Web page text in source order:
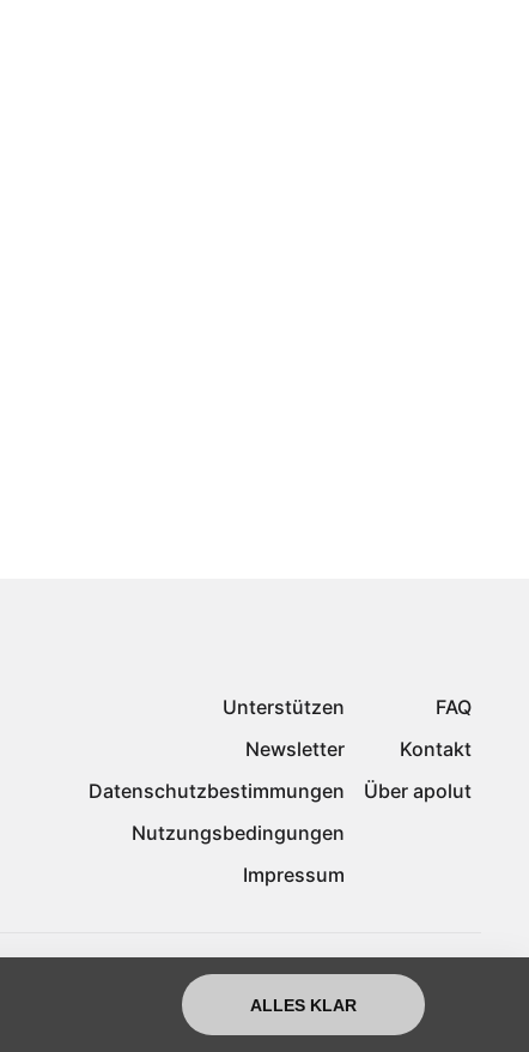
Unterstützen
Newsletter
Datenschutzbestimmungen
Nutzungsbedingungen
Impressum
FAQ
Kontakt
Über apolut
ALLES KLAR